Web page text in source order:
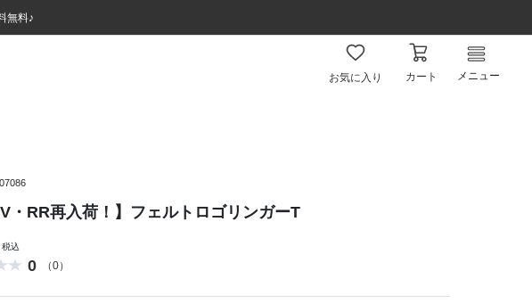
無料♪
で！！
無料♪
で！！
お気に入り カート メニュー
・RR再入荷！】フェルトロゴリンガーT
税込
0 （0）